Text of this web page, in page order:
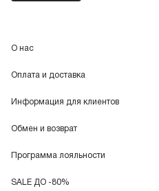
О нас
Оплата и доставка
Информация для клиентов
Обмен и возврат
Программа лояльности
SALE ДО -80%